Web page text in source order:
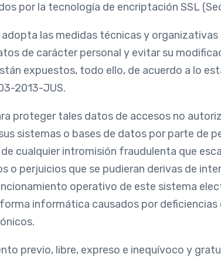
por la tecnología de encriptación SSL
las medidas técnicas y
de carácter personal y evitar su
expuestos, todo ello, de acuerdo a lo
2013-JUS.
proteger tales datos de accesos no
sistemas o bases de datos por parte de
cualquier intromisión fraudulenta que
o perjuicios que se pudieran derivas de
operativo de este sistema
informática causados por
previo, libre, expreso e inequívoco y